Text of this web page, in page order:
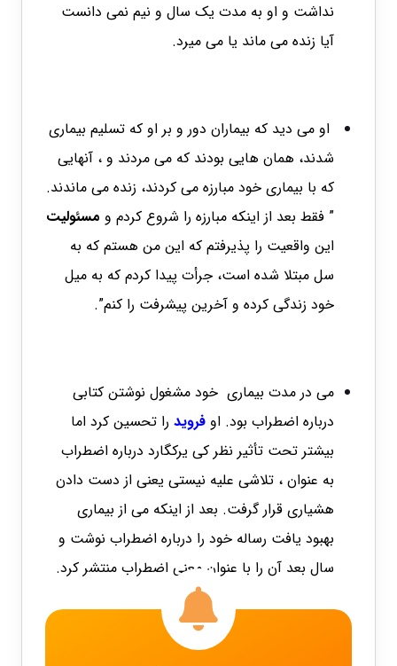
نداشت و او به مدت یک سال و نیم نمی دانست
آیا زنده می ماند یا می میرد.
او می دید که بیماران دور و بر او که تسلیم بیماری
شدند، همان هایی بودند که می مردند و ، آنهایی
که با بیماری خود مبارزه می کردند، زنده می ماندند.
” فقط بعد از اینکه مبارزه را شروع کردم و مسئولیت
این واقعیت را پذیرفتم که این من هستم که به
سل مبتلا شده است، جرأت پیدا کردم که به میل
خود زندگی کرده و آخرین پیشرفت را کنم”.
می در مدت بیماری خود مشغول نوشتن کتابی
درباره اضطراب بود. اوفروید را تحسین کرد اما
بیشتر تحت تأثیر نظر کی یرکگارد درباره اضطراب
به عنوان ، تلاشی علیه نیستی یعنی از دست دادن
هشیاری قرار گرفت. بعد از اینکه می از بیماری
بهبود یافت رساله خود را درباره اضطراب نوشت و
سال بعد آن را با عنوان معنی اضطراب منتشر کرد.